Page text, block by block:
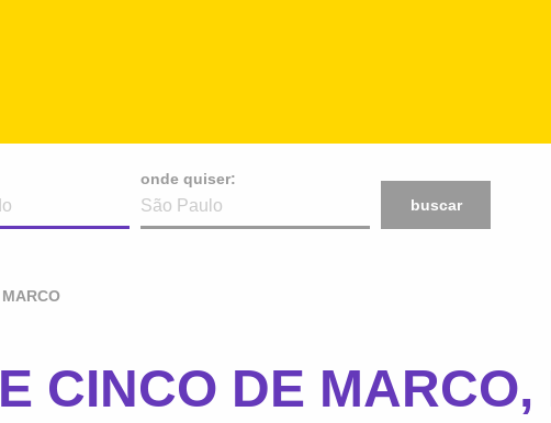
onde quiser:
buscar
CINCO DE